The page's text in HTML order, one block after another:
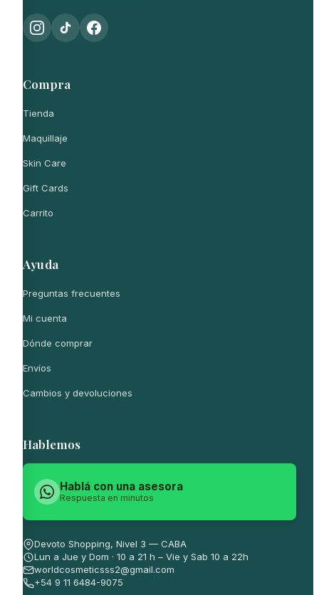
Compra
Tienda
Maquillaje
Skin Care
Gift Cards
Carrito
Ayuda
Preguntas frecuentes
Mi cuenta
Dónde comprar
Envíos
Cambios y devoluciones
Hablemos
Hablá con una asesora
Respuesta en minutos
Devoto Shopping, Nivel 3 — CABA
Lun a Jue y Dom · 10 a 21 h – Vie y Sab 10 a 22h
worldcosmeticsss2@gmail.com
+54 9 11 6484-9075